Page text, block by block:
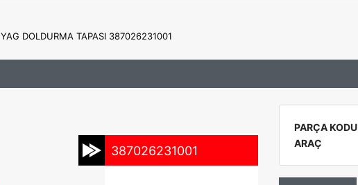
YAG DOLDURMA TAPASI 387026231001
387026231001
PARÇA KODU
ARAÇ